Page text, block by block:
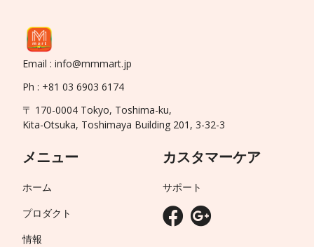
Email : info@mmmart.jp
Ph : +81 03 6903 6174
〒 170-0004 Tokyo, Toshima-ku,
Kita-Otsuka, Toshimaya Building 201, 3-32-3
メニュー
ホーム
プロダクト
情報
カスタマーケア
サポート